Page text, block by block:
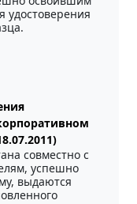
удостоверения
совместно с
успешно
выдаются